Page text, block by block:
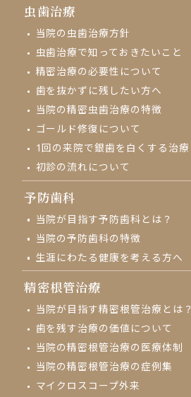
虫歯治療
当院の虫歯治療方針
虫歯治療で知っておきたいこと
精密治療の必要性について
歯を抜かずに残したい方へ
当院の精密虫歯治療の特徴
ゴールド修復について
1回の来院で銀歯を白くする治療
初診の流れについて
予防歯科
当院が目指す予防歯科とは？
当院の予防歯科の特徴
生涯にわたる健康を考える方へ
精密根管治療
当院が目指す精密根管治療とは？
歯を残す治療の価値について
当院の精密根管治療の医療体制
当院の精密根管治療の症例集
マイクロスコープ外来